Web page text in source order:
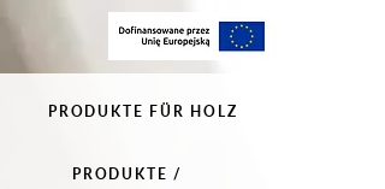
PRODUKTE FÜR HOLZ
PRODUKTE /